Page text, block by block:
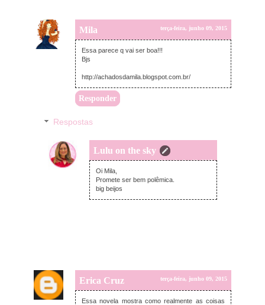
Mila terça-feira, junho 09, 2015
Essa parece q vai ser boa!!!
Bjs
http://achadosdamila.blogspot.com.br/
Responder
Respostas
Lulu on the sky
quarta-feira, junho 10, 2015
Oi Mila,
Promete ser bem polêmica.
big beijos
Erica Cruz terça-feira, junho 09, 2015
Essa novela mostra como realmente as coisas